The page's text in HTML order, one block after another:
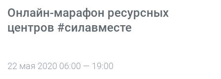
Онлайн-марафон ресурсных
центров #силавместе
22 мая 2020 06:00 — 19:00